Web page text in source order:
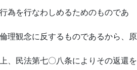
為を行なわしめるためのものであ
理観念に反するものであるから、原
、民法第七〇八条によりその返還を